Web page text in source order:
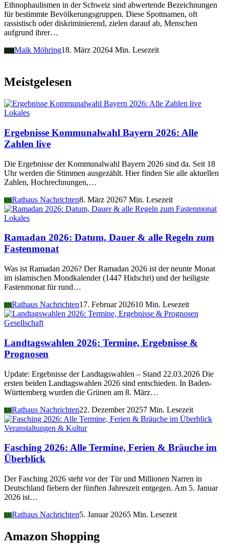
Ethnophaulismen in der Schweiz sind abwertende Bezeichnungen
für bestimmte Bevölkerungsgruppen. Diese Spottnamen, oft
rassistisch oder diskriminierend, zielen darauf ab, Menschen
aufgrund ihrer…
MM Maik Möhring18. März 20264 Min. Lesezeit
Meistgelesen
Lokales
Ergebnisse Kommunalwahl Bayern 2026: Alle
Zahlen live
Die Ergebnisse der Kommunalwahl Bayern 2026 sind da. Seit 18
Uhr werden die Stimmen ausgezählt. Hier finden Sie alle aktuellen
Zahlen, Hochrechnungen,…
RNRathaus Nachrichten8. März 20267 Min. Lesezeit
Lokales
Ramadan 2026: Datum, Dauer & alle Regeln zum
Fastenmonat
Was ist Ramadan 2026? Der Ramadan 2026 ist der neunte Monat
im islamischen Mondkalender (1447 Hidschri) und der heiligste
Fastenmonat für rund…
RNRathaus Nachrichten17. Februar 202610 Min. Lesezeit
Gesellschaft
Landtagswahlen 2026: Termine, Ergebnisse &
Prognosen
Update: Ergebnisse der Landtagswahlen – Stand 22.03.2026 Die
ersten beiden Landtagswahlen 2026 sind entschieden. In Baden-
Württemberg wurden die Grünen am 8. März…
RNRathaus Nachrichten22. Dezember 20257 Min. Lesezeit
Veranstaltungen & Kultur
Fasching 2026: Alle Termine, Ferien & Bräuche im
Überblick
Der Fasching 2026 steht vor der Tür und Millionen Narren in
Deutschland fiebern der fünften Jahreszeit entgegen. Am 5. Januar
2026 ist…
RNRathaus Nachrichten5. Januar 20265 Min. Lesezeit
Amazon Shopping